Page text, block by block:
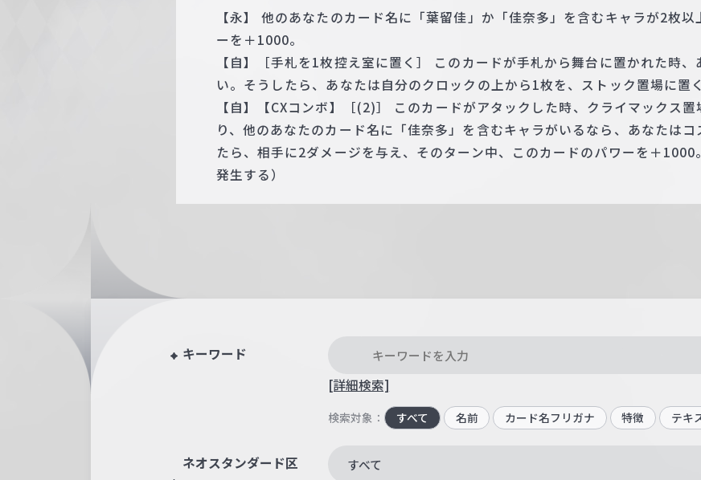
【永】 他のあなたのカード名に「葉留佳」か「佳奈多」を含むキャラが2枚
ーを＋1000。
【自】［手札を1枚控え室に置く］ このカードが手札から舞台に置かれた時
い。そうしたら、あなたは自分のクロックの上から1枚を、ストック置場に置く
【自】【CXコンボ】［(2)］ このカードがアタックした時、クライマックス
り、他のあなたのカード名に「佳奈多」を含むキャラがいるなら、あなたは
たら、相手に2ダメージを与え、そのターン中、このカードのパワーを＋
発生する）
キーワード
[詳細検索]
検索対象： すべて 名前 カード名フリガナ 特徴 テキ
ネオスタンダード区
すべて